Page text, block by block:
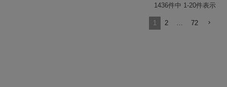
1436件中 1-20件表示
1 2 … 72